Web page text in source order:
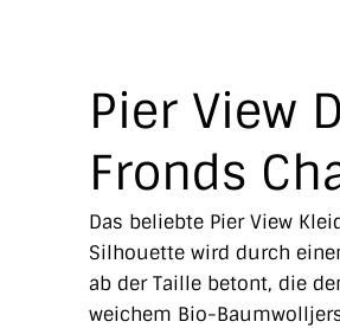
Pier View
Fronds
Das beliebte Pier View
Silhouette wird durch
ab der Taille betont, die
weichem Bio-